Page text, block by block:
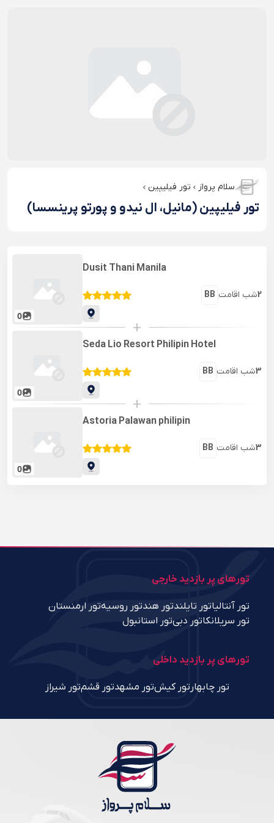
سلام پرواز تور فیلیپین
تور فیلیپین (مانیل، ال نیدو و پورتو پرینسسا)
0
Dusit Thani Manila
BB شب اقامت2
+
0
Seda Lio Resort Philipin Hotel
BB شب اقامت3
+
0
Astoria Palawan philipin
BB شب اقامت3
تورهای پر بازدید خارجی
تور آنتالیاتور تایلندتور هندتور روسیهتور ارمنستان
تور سریلانکاتور دبیتور استانبول
تورهای پر بازدید داخلی
تور چابهار تور کیشتور مشهدتور قشمتور شیراز